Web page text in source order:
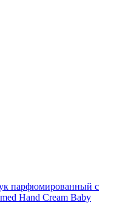
парфюмированный с
Hand Cream Baby